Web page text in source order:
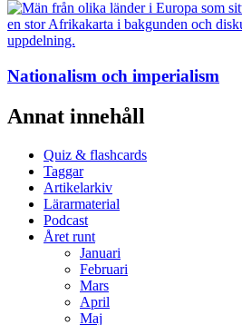
Nationalism och imperialism
Annat innehåll
Quiz & flashcards
Taggar
Artikelarkiv
Lärarmaterial
Podcast
Året runt
Januari
Februari
Mars
April
Maj